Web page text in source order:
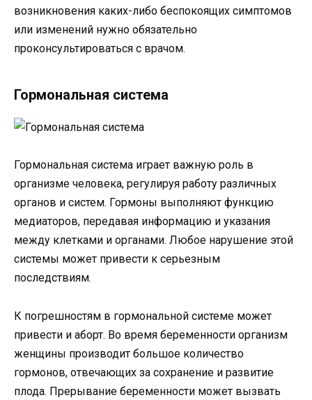
возникновения каких-либо беспокоящих симптомов
или изменений нужно обязательно
проконсультироваться с врачом.
Гормональная система
Гормональная система играет важную роль в
организме человека, регулируя работу различных
органов и систем. Гормоны выполняют функцию
медиаторов, передавая информацию и указания
между клетками и органами. Любое нарушение этой
системы может привести к серьезным
последствиям.
К погрешностям в гормональной системе может
привести и аборт. Во время беременности организм
женщины производит большое количество
гормонов, отвечающих за сохранение и развитие
плода. Прерывание беременности может вызвать